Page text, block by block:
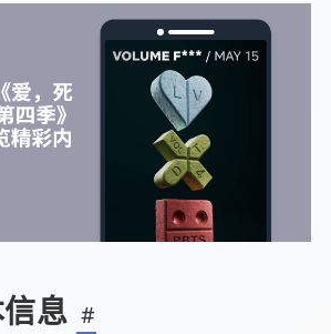
息 #